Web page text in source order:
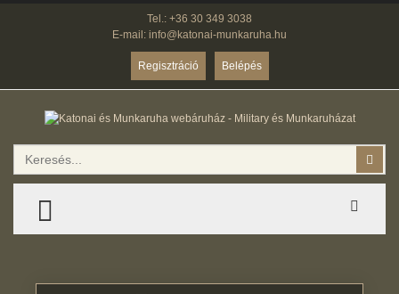
Tel.: +36 30 349 3038
E-mail: info@katonai-munkaruha.hu
Regisztráció Belépés
TOGGLE MENU